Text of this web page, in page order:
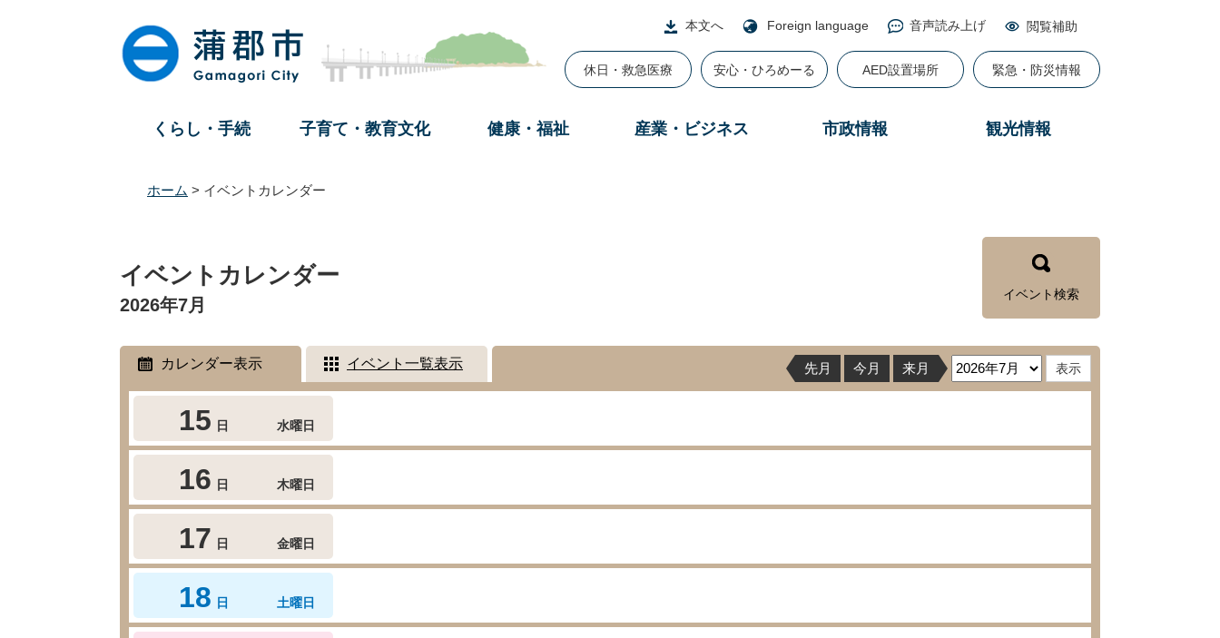
本文へ Foreign language 音声読み上げ 閲覧補助
休日・救急医療 安心・ひろめーる AED設置場所 緊急・防災情報
くらし・手続 子育て・教育文化 健康・福祉 産業・ビジネス 市政情報 観光情報
ホーム > イベントカレンダー
文
イベントカレンダー
イベント検索
2026年7月
カレンダー表示 イベント一覧表示 先月 今月 来月
15 日 水曜日
16 日 木曜日
17 日 金曜日
18 日 土曜日